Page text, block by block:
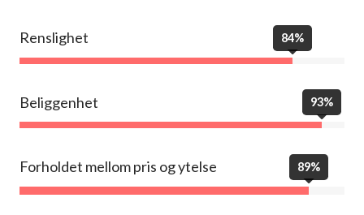
Renslighet 84%
Beliggenhet 93%
Forholdet mellom pris og ytelse 89%